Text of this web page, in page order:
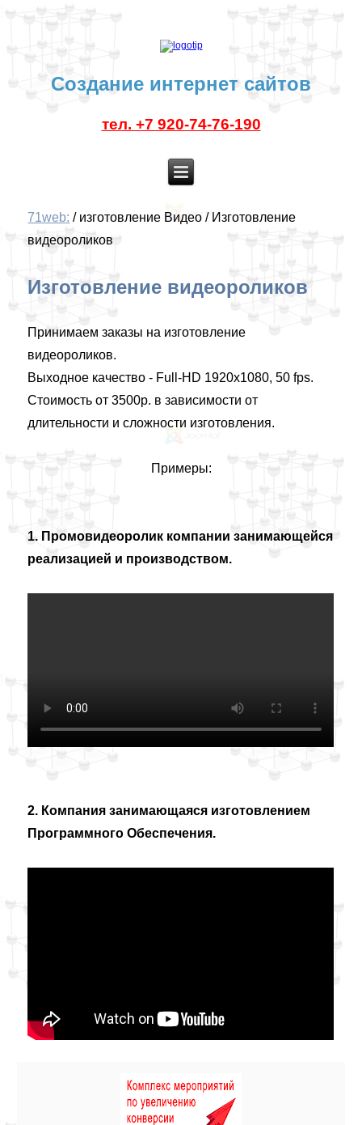
Создание интернет сайтов
тел. +7 920-74-76-190
71web: / изготовление Видео / Изготовление
видеороликов
Изготовление видеороликов
Принимаем заказы на изготовление
видеороликов.
Выходное качество - Full-HD 1920х1080, 50 fps.
Стоимость от 3500р. в зависимости от
длительности и сложности изготовления.
Примеры:
1. Промовидеоролик компании занимающейся
реализацией и производством.
2. Компания занимающаяся изготовлением
Программного Обеспечения.